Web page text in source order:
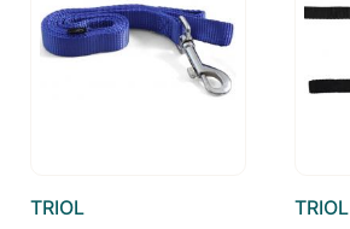
TRIOL TRIOL